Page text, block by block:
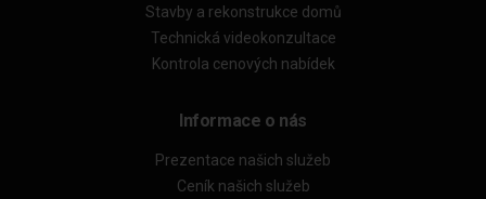
Stavby a rekonstrukce domů
Technická videokonzultace
Kontrola cenových nabídek
Informace o nás
Prezentace našich služeb
Ceník našich služeb